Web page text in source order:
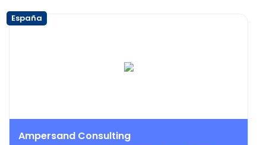
España
Ampersand Consulting